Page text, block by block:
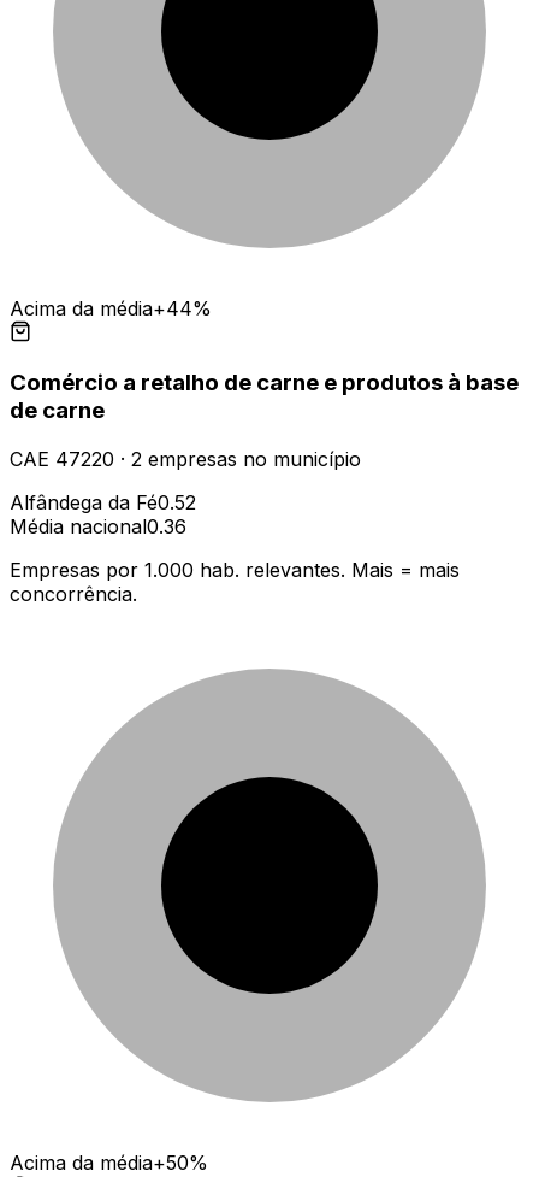
Acima da média+44%
Comércio a retalho de carne e produtos à base
de carne
CAE 47220 · 2 empresas no município
Alfândega da Fé0.52
Média nacional0.36
Empresas por 1.000 hab. relevantes. Mais = mais
concorrência.
Acima da média+50%